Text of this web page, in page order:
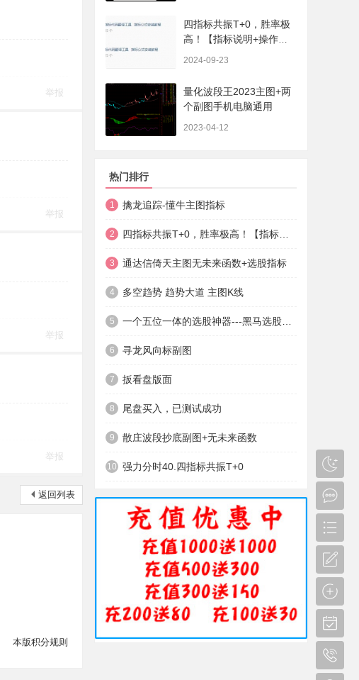
举报
举报
举报
举报
返回列表
本版积分规则
四指标共振T+0，胜率极
高！【指标说明+操作方
2024-09-23
量化波段王2023主图+两
个副图手机电脑通用
2023-04-12
热门排行
1 擒龙追踪-懂牛主图指标
2
3 通达信倚天主图无未来函数+选股指标
4 多空趋势 趋势大道 主图K线
5
6 寻龙风向标副图
7 扳看盘版面
8 尾盘买入，已测试成功
9 散庄波段抄底副图+无未来函数
10 强力分时40.四指标共振T+0